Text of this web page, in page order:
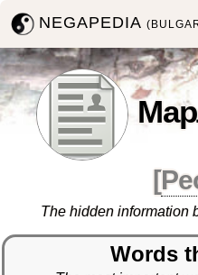
NEGAPEDIA
[
The hidden information
Words